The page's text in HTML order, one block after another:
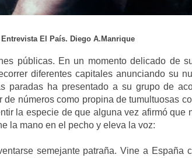
Entrevista El País. Diego A.Manrique
públicas. En un momento delicado de
diferentes capitales anunciando su
paradas ha presentado a su grupo de
números como propina de tumultuosas
la especie de que alguna vez afirmó que
la mano en el pecho y eleva la voz:
semejante patraña. Vine a España